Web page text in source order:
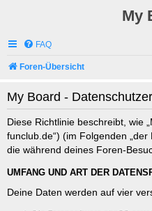
My
FAQ
Foren-Übersicht
My Board -
Diese Richtlinie beschreibt, wie
funclub.de“) (im Folgenden
die während deines Foren-
UMFANG UND ART DER
Deine Daten werden auf vier